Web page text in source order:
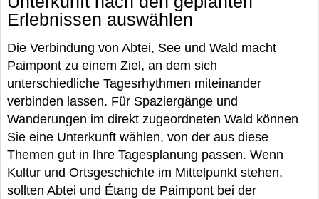
Erlebnissen auswählen
Die Verbindung von Abtei, See und Wald macht
Paimpont zu einem Ziel, an dem sich
unterschiedliche Tagesrhythmen miteinander
verbinden lassen. Für Spaziergänge und
Wanderungen im direkt zugeordneten Wald können
Sie eine Unterkunft wählen, von der aus diese
Themen gut in Ihre Tagesplanung passen. Wenn
Kultur und Ortsgeschichte im Mittelpunkt stehen,
sollten Abtei und Étang de Paimpont bei der